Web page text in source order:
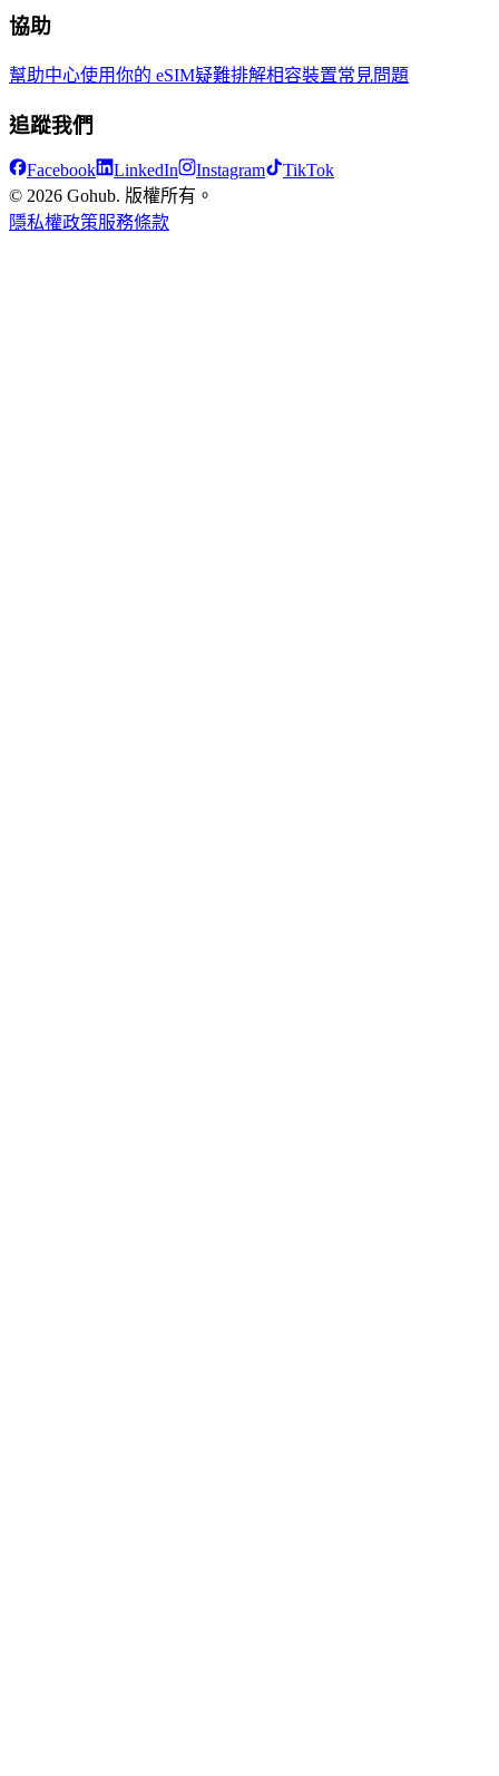
協助
幫助中心使用你的 eSIM疑難排解相容裝置常見問題
追蹤我們
Facebook LinkedIn Instagram
TikTok
© 2026 Gohub. 版權所有。
隱私權政策服務條款